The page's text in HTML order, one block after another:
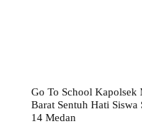
Go To School Kapolsek
Barat Sentuh Hati Siswa
14 Medan